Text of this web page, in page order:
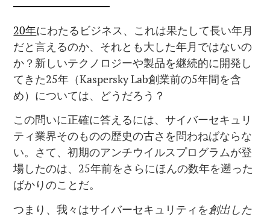
20年にわたるビジネス、これは果たして長い年月
だと言えるのか、それとも大した年月ではないの
か？新しいテクノロジーや製品を継続的に開発し
てきた25年（Kaspersky Lab創業前の5年間を含
め）については、どうだろう？
この問いに正確に答えるには、サイバーセキュリ
ティ業界そのものの歴史の古さを問わねばならな
い。さて、初期のアンチウイルスプログラムが登
場したのは、25年前をさらにほんの数年を遡った
ばかりのことだ。
つまり、我々はサイバーセキュリティを創出した